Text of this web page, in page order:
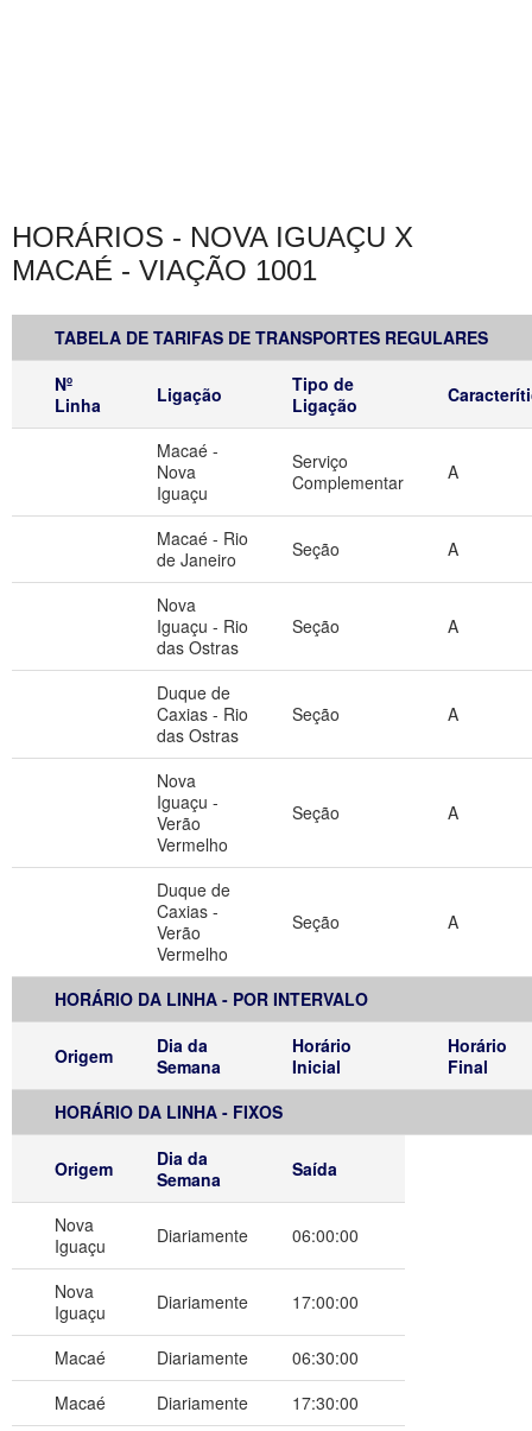
HORÁRIOS - NOVA IGUAÇU X
MACAÉ - VIAÇÃO 1001
TABELA DE TARIFAS DE TRANSPORTES REGULARES
Nº
Linha
Ligação
Tipo de
Ligação
Macaé -
Nova
Iguaçu
Serviço
Complementar
A
Macaé - Rio
de Janeiro
Seção A
Nova
Iguaçu - Rio
das Ostras
Seção A
Duque de
Caxias - Rio
das Ostras
Seção A
Nova
Iguaçu -
Verão
Vermelho
Seção A
Duque de
Caxias -
Verão
Vermelho
Seção A
HORÁRIO DA LINHA - POR INTERVALO
Origem
Dia da
Semana
Horário
Inicial
Horário
Final
HORÁRIO DA LINHA - FIXOS
Origem
Dia da
Semana
Saída
Nova
Iguaçu
Diariamente 06:00:00
Nova
Iguaçu
Diariamente 17:00:00
Macaé Diariamente
06:30:00
Macaé
Diariamente 17:30:00